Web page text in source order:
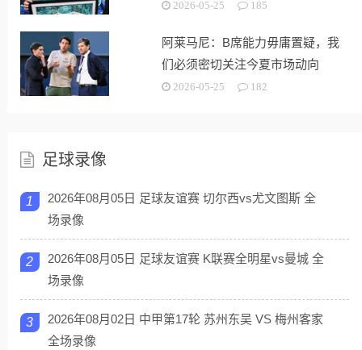
2026-05-25 185
阿莱马尼：B席能力毋庸置疑，我
们必须密切关注今夏市场动向
2026-05-25 182
足球录像
1
2026年08月05日 足球友谊赛 切尔西vs尤文图斯 全
场录像
2
2026年08月05日 足球友谊赛 K联赛全明星vs曼城 全
场录像
3
2026年08月02日 中甲第17轮 苏州东吴 VS 梅州客家
全场录像